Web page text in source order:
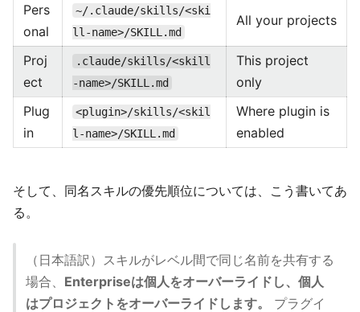
Pers
onal
~/.claude/skills/<ski
ll-name>/SKILL.md
All your projects
Proj
ect
.claude/skills/<skill
-name>/SKILL.md
This project
only
Plug
in
<plugin>/skills/<skil
l-name>/SKILL.md
Where plugin is
enabled
そして、同名スキルの優先順位については、こう書いてあ
る。
（日本語訳）スキルがレベル間で同じ名前を共有する
場合、 Enterpriseは個人をオーバーライドし、個人
はプロジェクトをオーバーライドします。
プラグイ